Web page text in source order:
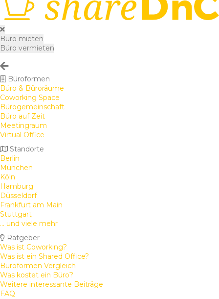
Büro mieten
Büro vermieten
Büroformen
Büro & Büroräume
Coworking Space
Bürogemeinschaft
Büro auf Zeit
Meetingraum
Virtual Office
Standorte
Berlin
München
Köln
Hamburg
Düsseldorf
Frankfurt am Main
Stuttgart
... und viele mehr
Ratgeber
Was ist Coworking?
Was ist ein Shared Office?
Büroformen Vergleich
Was kostet ein Büro?
Weitere interessante Beiträge
FAQ